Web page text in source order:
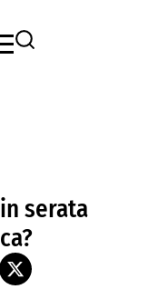
serata